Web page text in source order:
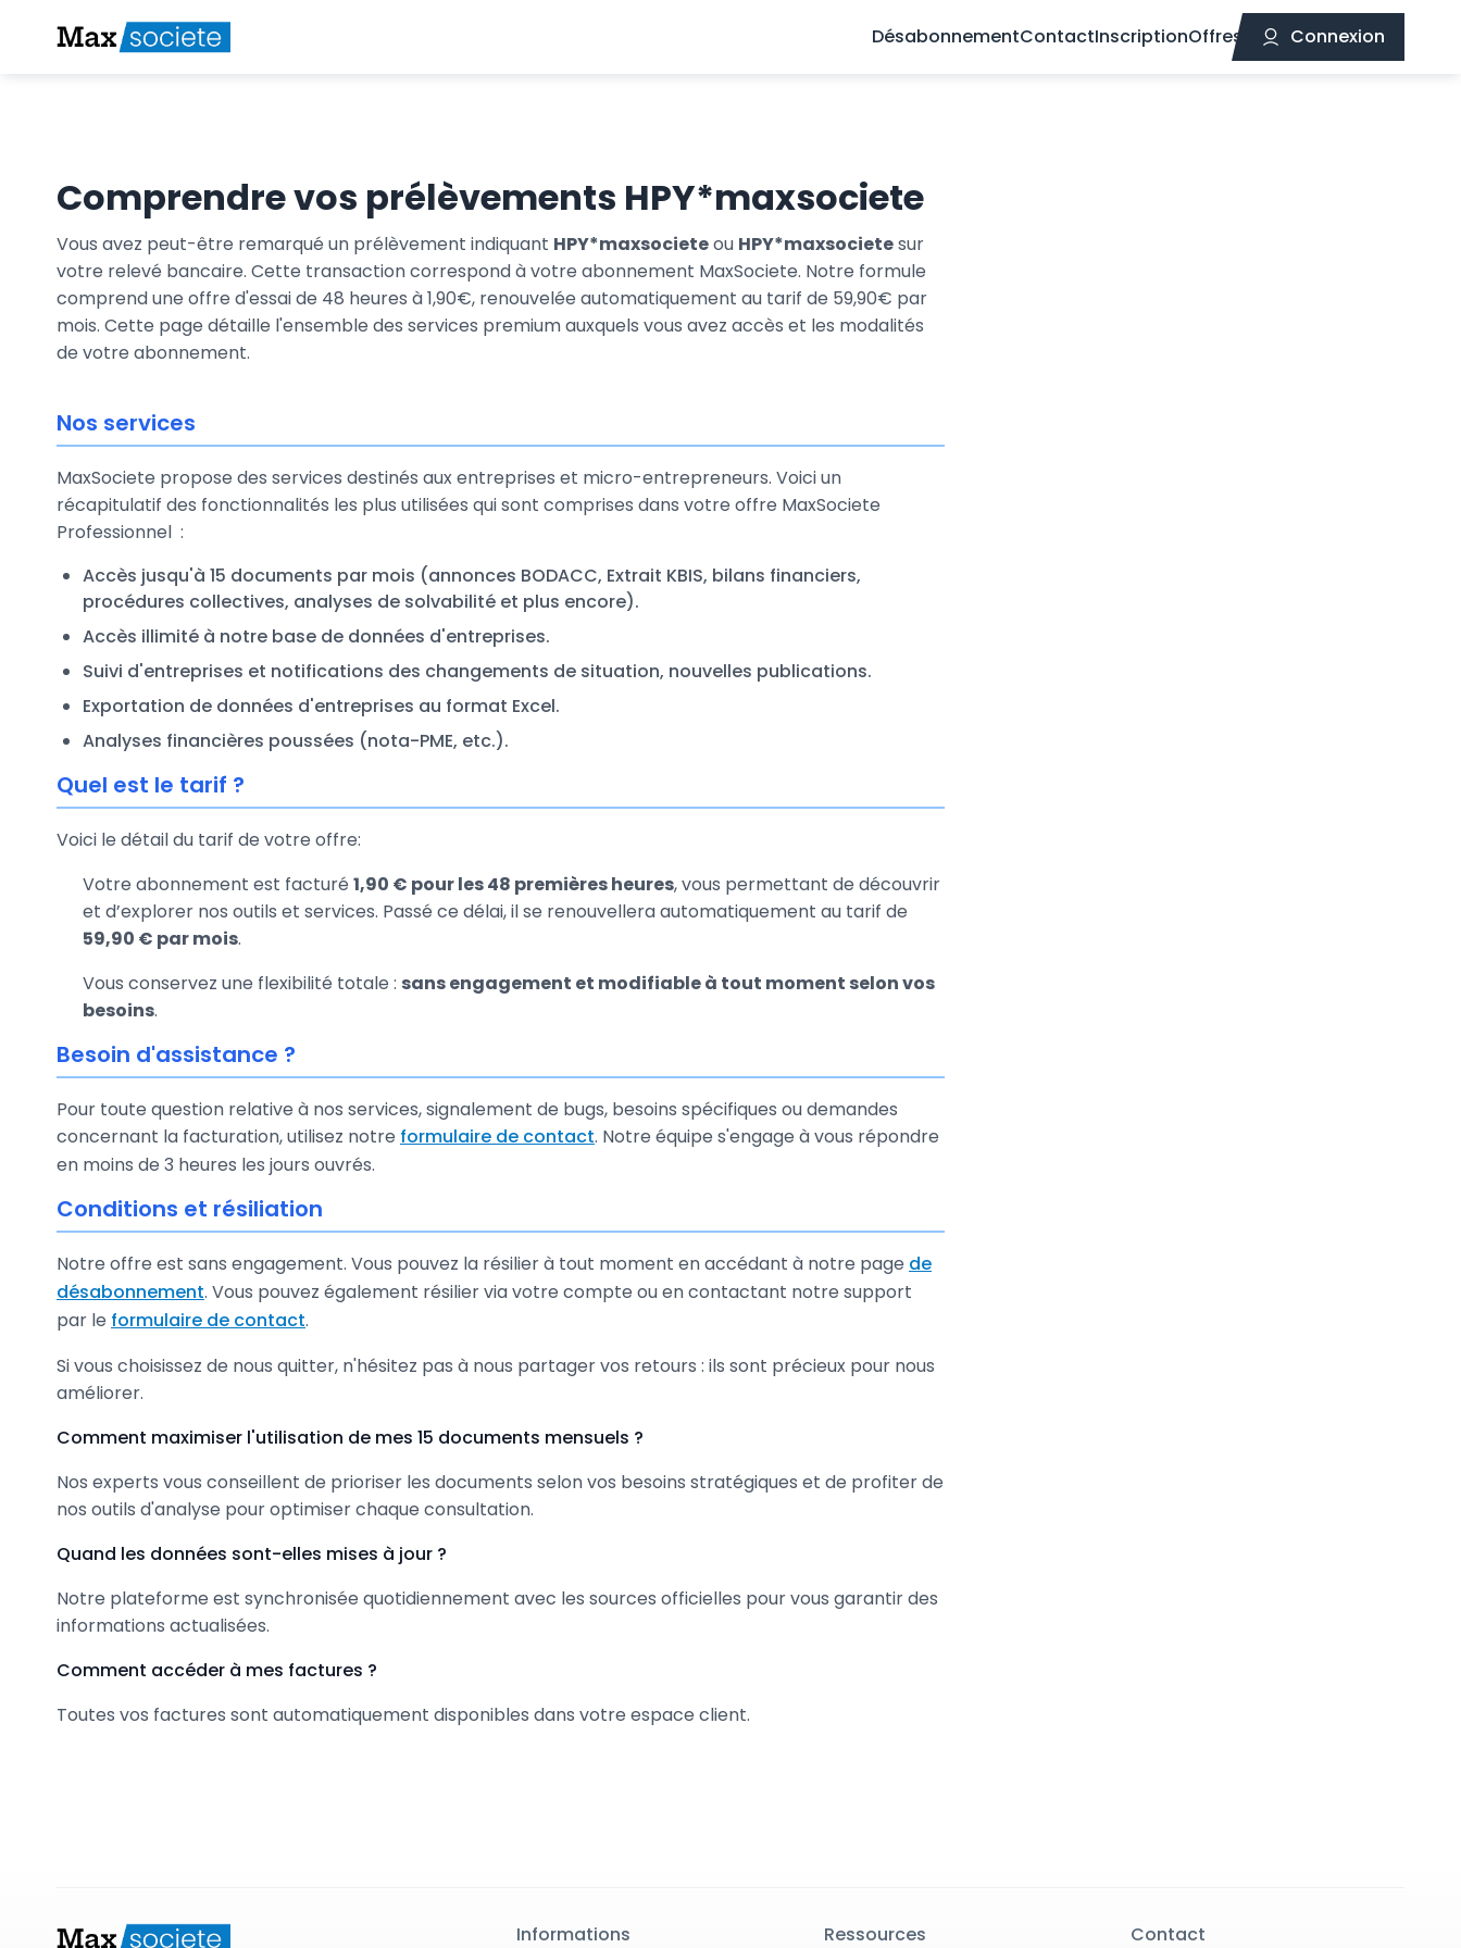
DésabonnementContactInscriptionOffres Connexion
Comprendre vos prélèvements HPY*maxsociete
Vous avez peut-être remarqué un prélèvement indiquant HPY*maxsocieteou HPY*maxsocietesur
votre relevé bancaire. Cette transaction correspond à votre abonnement MaxSociete. Notre formule
comprend une offre d'essai de 48 heures à 1,90€, renouvelée automatiquement au tarif de 59,90€ par
mois. Cette page détaille l'ensemble des services premium auxquels vous avez accès et les modalités
de votre abonnement.
Nos services
MaxSociete propose des services destinés aux entreprises et micro-entrepreneurs. Voici un
récapitulatif des fonctionnalités les plus utilisées qui sont comprises dans votre offre MaxSociete
Professionnel :
Accès jusqu'à 15 documents par mois (annonces BODACC, Extrait KBIS, bilans financiers,
procédures collectives, analyses de solvabilité et plus encore).
Accès illimité à notre base de données d'entreprises.
Suivi d'entreprises et notifications des changements de situation, nouvelles publications.
Exportation de données d'entreprises au format Excel.
Analyses financières poussées (nota-PME, etc.).
Quel est le tarif ?
Voici le détail du tarif de votre offre:
Votre abonnement est facturé 1,90 € pour les 48 premières heures, vous permettant de découvrir
et d’explorer nos outils et services. Passé ce délai, il se renouvellera automatiquement au tarif de
59,90 € par mois.
Vous conservez une flexibilité totale : sans engagement et modifiable à tout moment selon vos
besoins.
Besoin d'assistance ?
Pour toute question relative à nos services, signalement de bugs, besoins spécifiques ou demandes
concernant la facturation, utilisez notre formulaire de contact. Notre équipe s'engage à vous répondre
en moins de 3 heures les jours ouvrés.
Conditions et résiliation
Notre offre est sans engagement. Vous pouvez la résilier à tout moment en accédant à notre page de
désabonnement. Vous pouvez également résilier via votre compte ou en contactant notre support
par le formulaire de contact.
Si vous choisissez de nous quitter, n'hésitez pas à nous partager vos retours : ils sont précieux pour nous
améliorer.
Comment maximiser l'utilisation de mes 15 documents mensuels ?
Nos experts vous conseillent de prioriser les documents selon vos besoins stratégiques et de profiter de
nos outils d'analyse pour optimiser chaque consultation.
Quand les données sont-elles mises à jour ?
Notre plateforme est synchronisée quotidiennement avec les sources officielles pour vous garantir des
informations actualisées.
Comment accéder à mes factures ?
Toutes vos factures sont automatiquement disponibles dans votre espace client.
Informations Ressources Contact